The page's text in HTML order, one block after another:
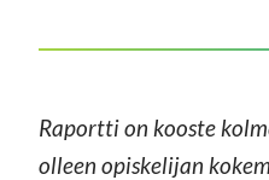
Raportti on kooste
olleen opiskelijan